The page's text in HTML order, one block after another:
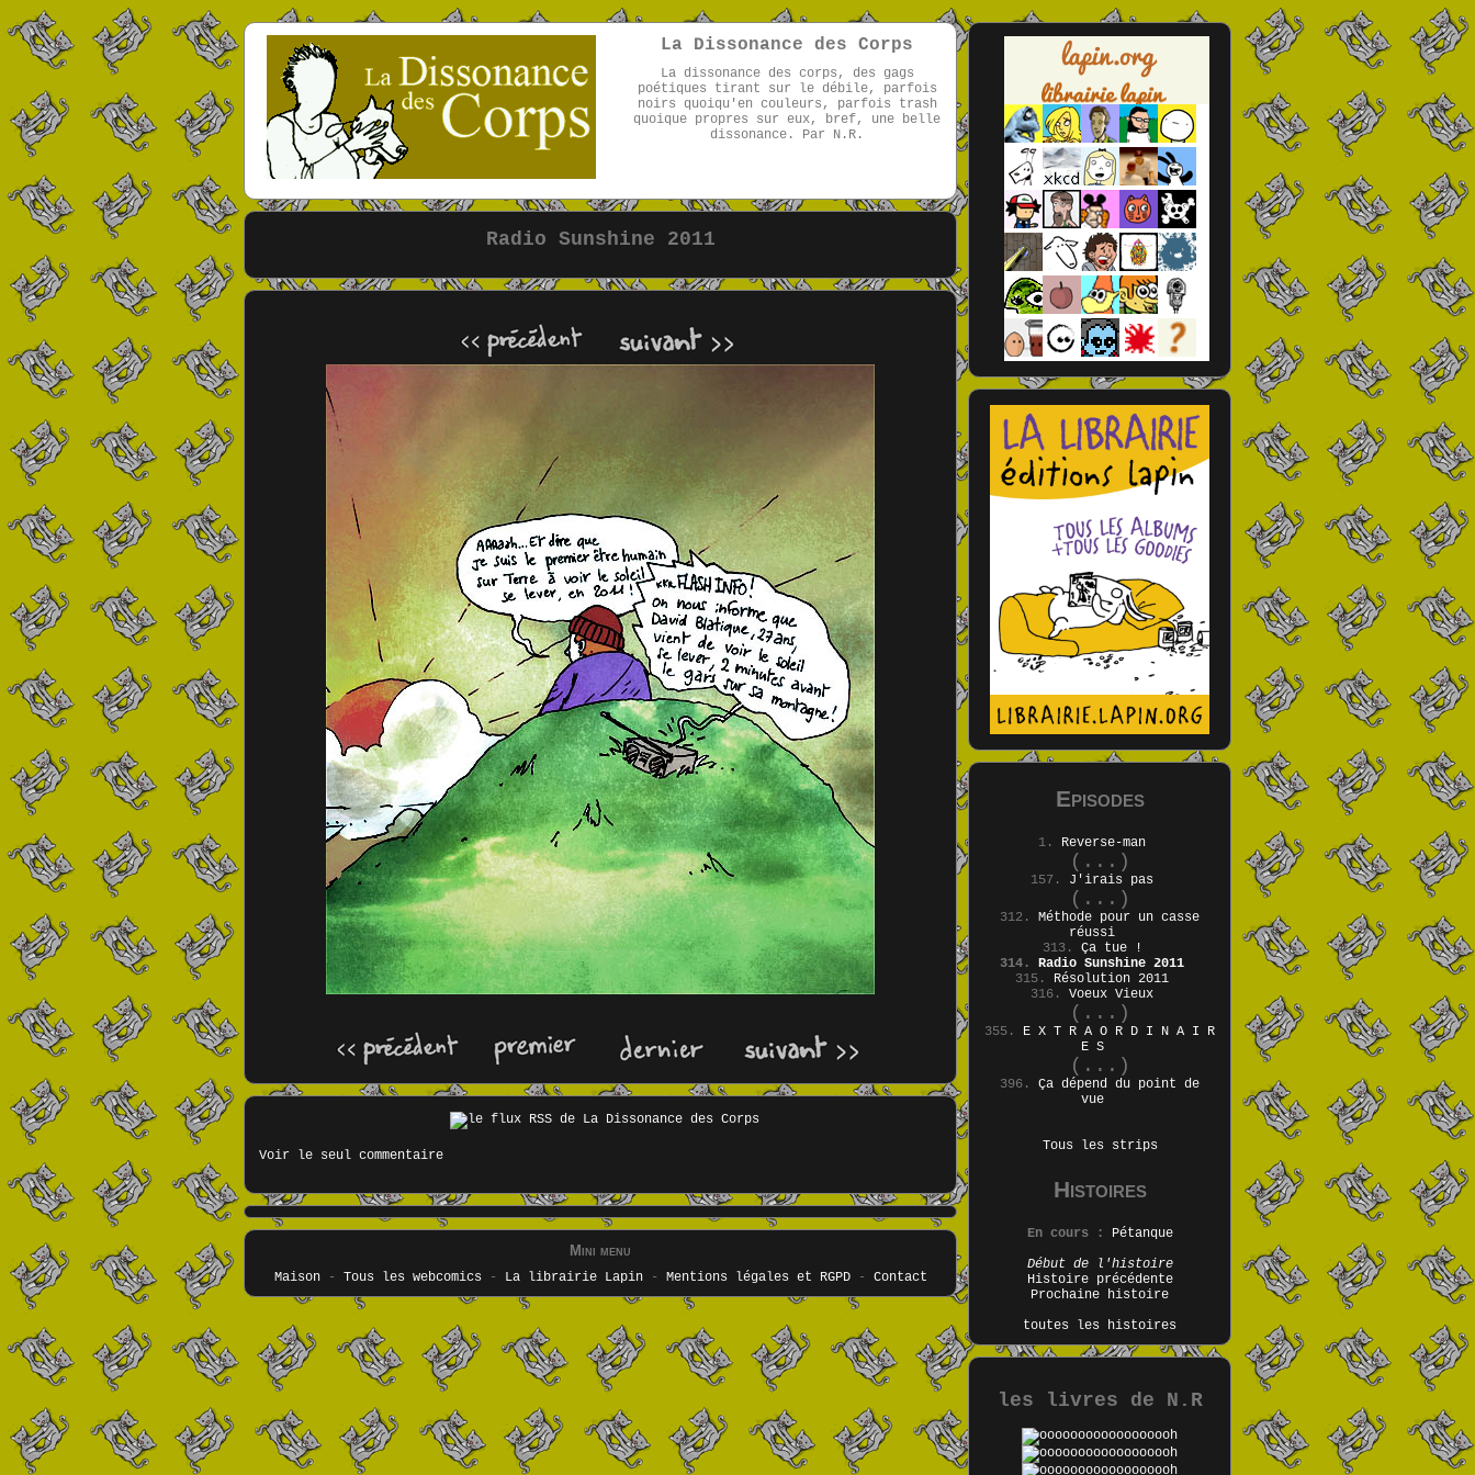
La Dissonance des Corps
La dissonance des corps, des gags
poétiques tirant sur le débile, parfois
noirs quoiqu'en couleurs, parfois trash
quoique propres sur eux, bref, une belle
dissonance. Par N.R.
Radio Sunshine 2011
Voir le seul commentaire
Mini menu
Maison- Tous les webcomics - La librairie Lapin- Mentions légales et RGPD- Contact
Episodes
1. Reverse-man
(...)
157. J'irais pas
(...)
312. Méthode pour un casse
réussi
313. Ça tue !
314. Radio Sunshine 2011
315. Résolution 2011
316. Voeux Vieux
(...)
355. E X T R A O R D I N A I R
E S
(...)
396. Ça dépend du point de
vue
Tous les strips
Histoires
En cours :
Pétanque
Début de l'histoire
Histoire précédente
Prochaine histoire
toutes les histoires
les livres de N.R